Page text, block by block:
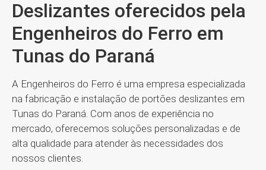
Deslizantes oferecidos pela
Engenheiros do Ferro em
Tunas do Paraná
A Engenheiros do Ferro é uma empresa especializada
na fabricação e instalação de portões deslizantes em
Tunas do Paraná. Com anos de experiência no
mercado, oferecemos soluções personalizadas e de
alta qualidade para atender às necessidades dos
nossos clientes.